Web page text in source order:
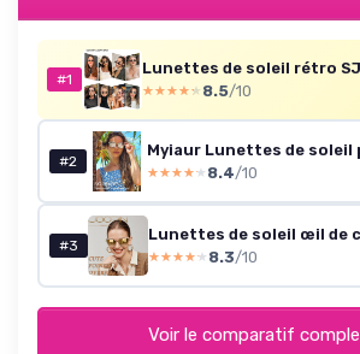
#1
★★★★★
★★★★★ 8.5/10
#2
★★★★★
★★★★★ 8.4/10
#3
★★★★★
★★★★★ 8.3/10
Voir le comparatif